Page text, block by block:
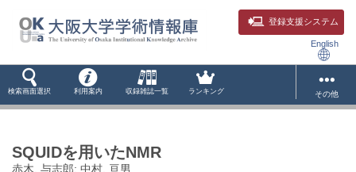
登録支援システム
English
検索画面選択 利用案内 収録雑誌一覧 ランキング その他
SQUIDを用いたNMR
赤木, 与志郎; 中村, 亘男